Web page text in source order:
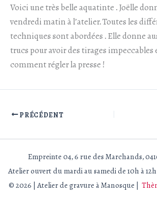
Voici une très belle aquatinte . Joëlle
vendredi matin à l’atelier. Toutes les
techniques sont abordées . Elle donne
trucs pour avoir des tirages impeccables
comment régler la presse !
PRÉCÉDENT
Empreinte 04, 6 rue des Marchands,
Atelier ouvert du mardi au samedi de 10h à 12h
© 2026 | Atelier de gravure à Manosque |